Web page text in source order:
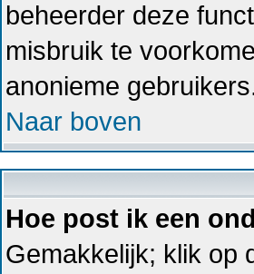
beheerder deze
misbruik te
anonieme
Naar boven
Hoe post ik een
Gemakkelijk; klik op